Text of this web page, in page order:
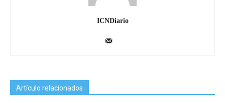
ICNDiario
Artículo relacionados